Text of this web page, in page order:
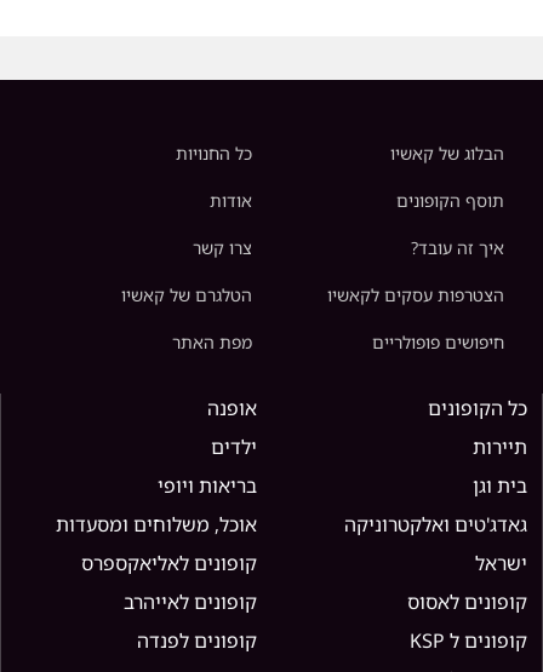
הבלוג של קאשיו כל החנויות
תוסף הקופונים אודות
איך זה עובד? צרו קשר
הצטרפות עסקים לקאשיו הטלגרם של קאשיו
חיפושים פופולריים מפת האתר
כל הקופונים
אופנה
תיירות
ילדים
בית וגן
בריאות ויופי
גאדג'טים ואלקטרוניקה
אוכל, משלוחים ומסעדות
ישראל
קופונים לאליאקספרס
קופונים לאסוס
קופונים לאייהרב
קופונים ל KSP
קופונים לפנדה